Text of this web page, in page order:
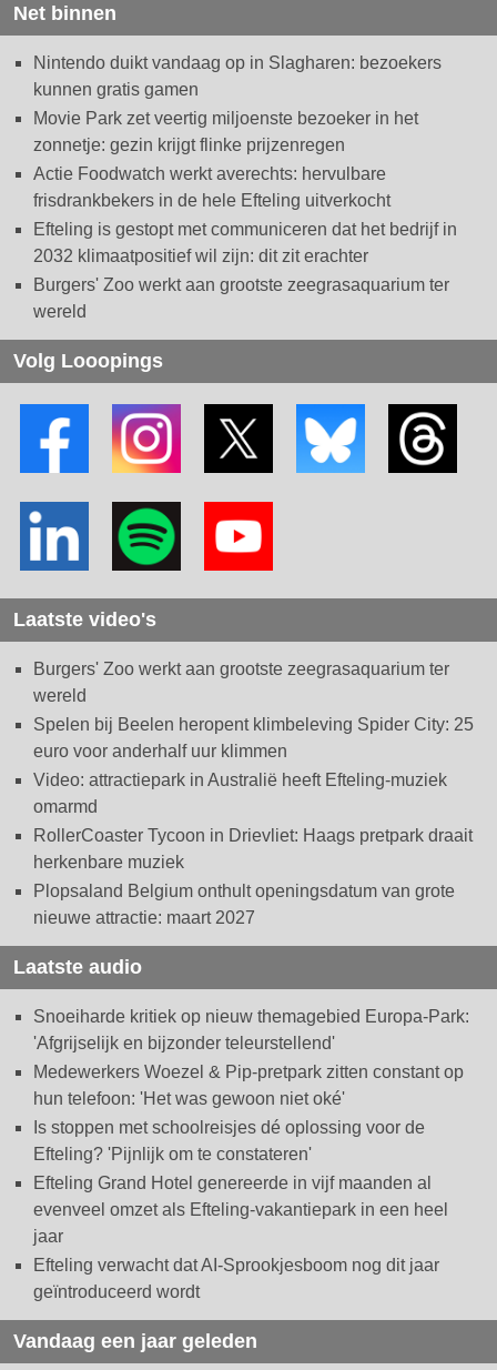
Net binnen
Nintendo duikt vandaag op in Slagharen: bezoekers
kunnen gratis gamen
Movie Park zet veertig miljoenste bezoeker in het
zonnetje: gezin krijgt flinke prijzenregen
Actie Foodwatch werkt averechts: hervulbare
frisdrankbekers in de hele Efteling uitverkocht
Efteling is gestopt met communiceren dat het bedrijf in
2032 klimaatpositief wil zijn: dit zit erachter
Burgers' Zoo werkt aan grootste zeegrasaquarium ter
wereld
Volg Looopings
Laatste video's
Burgers' Zoo werkt aan grootste zeegrasaquarium ter
wereld
Spelen bij Beelen heropent klimbeleving Spider City: 25
euro voor anderhalf uur klimmen
Video: attractiepark in Australië heeft Efteling-muziek
omarmd
RollerCoaster Tycoon in Drievliet: Haags pretpark draait
herkenbare muziek
Plopsaland Belgium onthult openingsdatum van grote
nieuwe attractie: maart 2027
Laatste audio
Snoeiharde kritiek op nieuw themagebied Europa-Park:
'Afgrijselijk en bijzonder teleurstellend'
Medewerkers Woezel & Pip-pretpark zitten constant op
hun telefoon: 'Het was gewoon niet oké'
Is stoppen met schoolreisjes dé oplossing voor de
Efteling? 'Pijnlijk om te constateren'
Efteling Grand Hotel genereerde in vijf maanden al
evenveel omzet als Efteling-vakantiepark in een heel
jaar
Efteling verwacht dat AI-Sprookjesboom nog dit jaar
geïntroduceerd wordt
Vandaag een jaar geleden